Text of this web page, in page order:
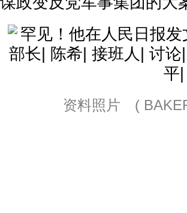
资料照片 (